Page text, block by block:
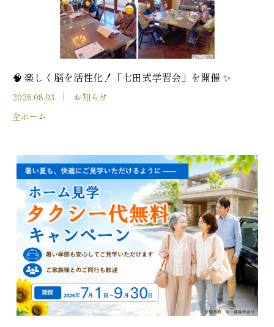
🧠 楽しく脳を活性化！「七田式学習会」を開催 ✨
2026.08.03
お知らせ
全ホーム